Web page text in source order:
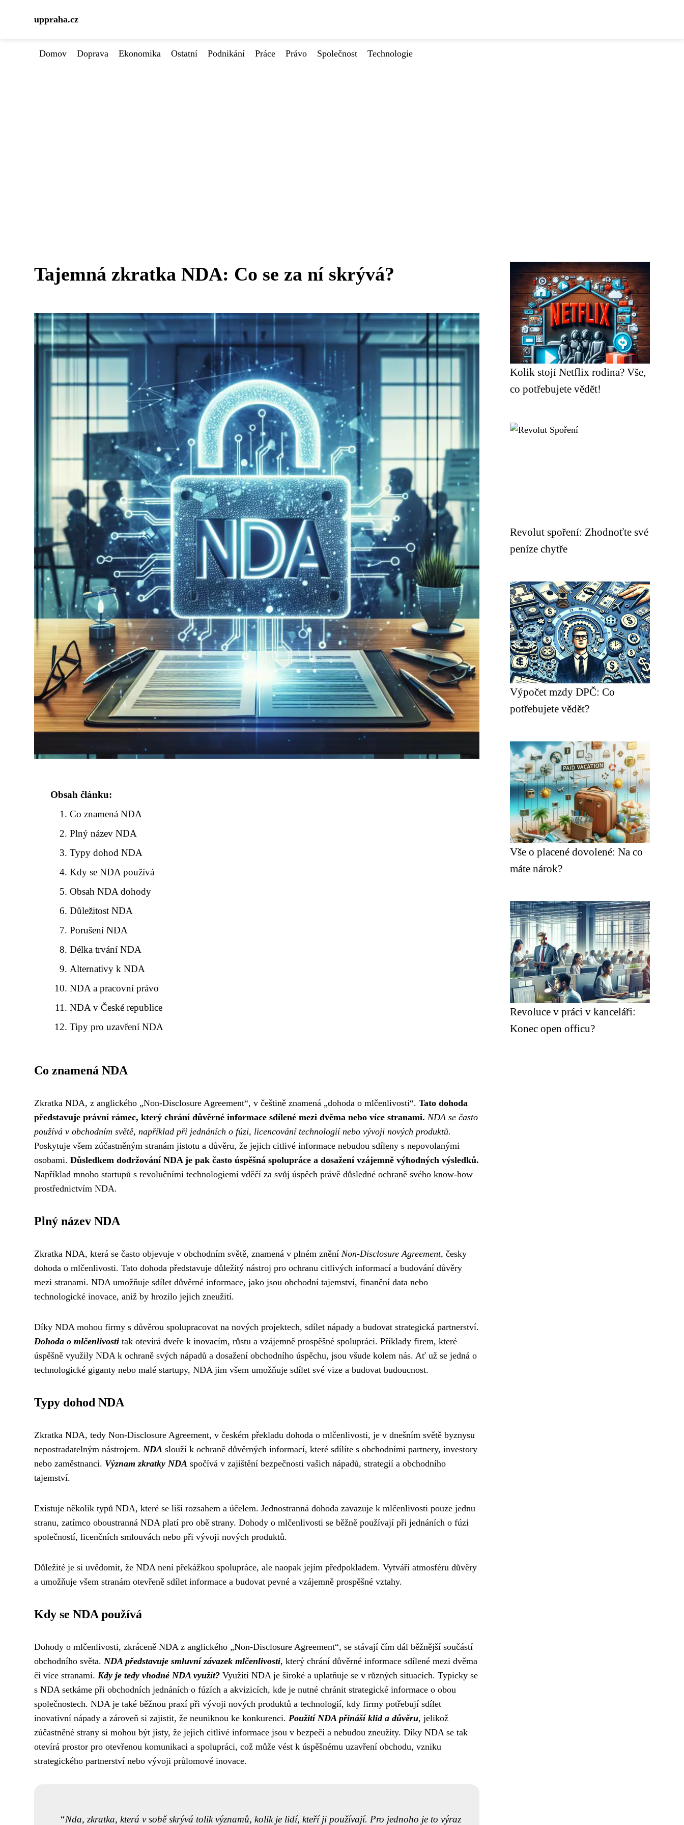
uppraha.cz
Domov Doprava Ekonomika Ostatní Podnikání Práce Právo Společnost Technologie
Tajemná zkratka NDA: Co se za ní skrývá?
Obsah článku:
Co znamená NDA
Plný název NDA
Typy dohod NDA
Kdy se NDA používá
Obsah NDA dohody
Důležitost NDA
Porušení NDA
Délka trvání NDA
Alternativy k NDA
NDA a pracovní právo
NDA v České republice
Tipy pro uzavření NDA
Co znamená NDA
Zkratka NDA, z anglického „Non-Disclosure Agreement“, v češtině znamená „dohoda o mlčenlivosti“. Tato dohoda
představuje právní rámec, který chrání důvěrné informace sdílené mezi dvěma nebo více stranami. NDA se často
používá v obchodním světě, například při jednáních o fúzi, licencování technologií nebo vývoji nových produktů.
Poskytuje všem zúčastněným stranám jistotu a důvěru, že jejich citlivé informace nebudou sdíleny s nepovolanými
osobami. Důsledkem dodržování NDA je pak často úspěšná spolupráce a dosažení vzájemně výhodných výsledků.
Například mnoho startupů s revolučními technologiemi vděčí za svůj úspěch právě důsledné ochraně svého know-how
prostřednictvím NDA.
Plný název NDA
Zkratka NDA, která se často objevuje v obchodním světě, znamená v plném znění Non-Disclosure Agreement, česky
dohoda o mlčenlivosti. Tato dohoda představuje důležitý nástroj pro ochranu citlivých informací a budování důvěry
mezi stranami. NDA umožňuje sdílet důvěrné informace, jako jsou obchodní tajemství, finanční data nebo
technologické inovace, aniž by hrozilo jejich zneužití.
Díky NDA mohou firmy s důvěrou spolupracovat na nových projektech, sdílet nápady a budovat strategická partnerství.
Dohoda o mlčenlivosti tak otevírá dveře k inovacím, růstu a vzájemně prospěšné spolupráci. Příklady firem, které
úspěšně využily NDA k ochraně svých nápadů a dosažení obchodního úspěchu, jsou všude kolem nás. Ať už se jedná o
technologické giganty nebo malé startupy, NDA jim všem umožňuje sdílet své vize a budovat budoucnost.
Typy dohod NDA
Zkratka NDA, tedy Non-Disclosure Agreement, v českém překladu dohoda o mlčenlivosti, je v dnešním světě byznysu
nepostradatelným nástrojem. NDA slouží k ochraně důvěrných informací, které sdílíte s obchodními partnery, investory
nebo zaměstnanci. Význam zkratky NDA spočívá v zajištění bezpečnosti vašich nápadů, strategií a obchodního
tajemství.
Existuje několik typů NDA, které se liší rozsahem a účelem. Jednostranná dohoda zavazuje k mlčenlivosti pouze jednu
stranu, zatímco oboustranná NDA platí pro obě strany. Dohody o mlčenlivosti se běžně používají při jednáních o fúzi
společností, licenčních smlouvách nebo při vývoji nových produktů.
Důležité je si uvědomit, že NDA není překážkou spolupráce, ale naopak jejím předpokladem. Vytváří atmosféru důvěry
a umožňuje všem stranám otevřeně sdílet informace a budovat pevné a vzájemně prospěšné vztahy.
Kdy se NDA používá
Dohody o mlčenlivosti, zkráceně NDA z anglického „Non-Disclosure Agreement“, se stávají čím dál běžnější součástí
obchodního světa. NDA představuje smluvní závazek mlčenlivosti, který chrání důvěrné informace sdílené mezi dvěma
či více stranami. Kdy je tedy vhodné NDA využít? Využití NDA je široké a uplatňuje se v různých situacích. Typicky se
s NDA setkáme při obchodních jednáních o fúzích a akvizicích, kde je nutné chránit strategické informace o obou
společnostech. NDA je také běžnou praxí při vývoji nových produktů a technologií, kdy firmy potřebují sdílet
inovativní nápady a zároveň si zajistit, že neuniknou ke konkurenci. Použití NDA přináší klid a důvěru, jelikož
zúčastněné strany si mohou být jisty, že jejich citlivé informace jsou v bezpečí a nebudou zneužity. Díky NDA se tak
otevírá prostor pro otevřenou komunikaci a spolupráci, což může vést k úspěšnému uzavření obchodu, vzniku
strategického partnerství nebo vývoji průlomové inovace.
Nda, zkratka, která v sobě skrývá tolik významů, kolik je lidí, kteří ji používají. Pro jednoho je to výraz
Kolik stojí Netflix rodina? Vše,
co potřebujete vědět!
Revolut spoření: Zhodnoťte své
peníze chytře
Výpočet mzdy DPČ: Co
potřebujete vědět?
Vše o placené dovolené: Na co
máte nárok?
Revoluce v práci v kanceláři:
Konec open officu?